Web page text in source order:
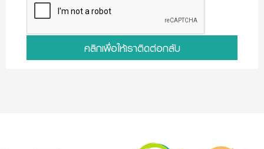
คลิกเพื่อให้เราติดต่อกลับ